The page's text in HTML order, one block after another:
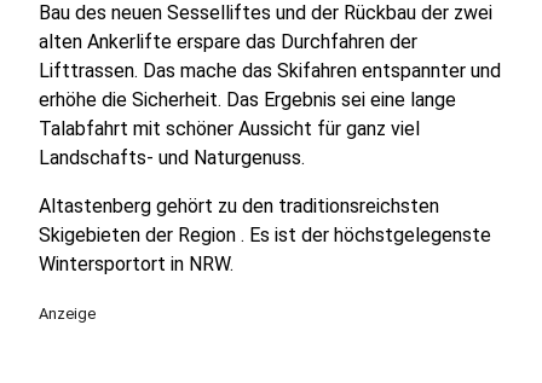
Bau des neuen Sesselliftes und der Rückbau der zwei
alten Ankerlifte erspare das Durchfahren der
Lifttrassen. Das mache das Skifahren entspannter und
erhöhe die Sicherheit. Das Ergebnis sei eine lange
Talabfahrt mit schöner Aussicht für ganz viel
Landschafts- und Naturgenuss.
Altastenberg gehört zu den traditionsreichsten
Skigebieten der Region . Es ist der höchstgelegenste
Wintersportort in NRW.
Anzeige